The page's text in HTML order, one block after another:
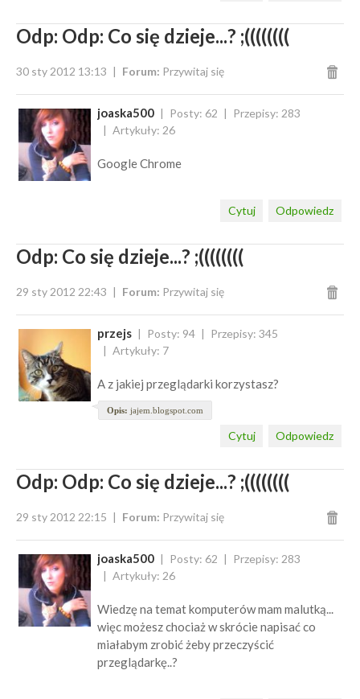
Odp: Odp: Co się dzieje...? ;((((((((
30 sty 2012 13:13 Forum: Przywitaj się
joaska500 Posty: 62
Przepisy: 283
Artykuły: 26
Google Chrome
Odpowiedz
Cytuj
Odp: Co się dzieje...? ;((((((((
29 sty 2012 22:43 Forum: Przywitaj się
przejs Posty: 94
Przepisy: 345
Artykuły: 7
A z jakiej przeglądarki korzystasz?
Opis: jajem.blogspot.com
Odpowiedz
Cytuj
Odp: Odp: Co się dzieje...? ;((((((((
29 sty 2012 22:15 Forum: Przywitaj się
joaska500 Posty: 62
Przepisy: 283
Artykuły: 26
Wiedzę na temat komputerów mam malutką...
więc możesz chociaż w skrócie napisać co
miałabym zrobić żeby przeczyścić
przeglądarkę..?